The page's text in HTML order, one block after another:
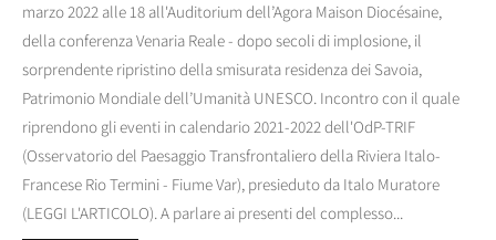
marzo 2022 alle 18 all'Auditorium dell’Agora Maison Diocésaine,
della conferenza Venaria Reale - dopo secoli di implosione, il
sorprendente ripristino della smisurata residenza dei Savoia,
Patrimonio Mondiale dell’Umanità UNESCO. Incontro con il quale
riprendono gli eventi in calendario 2021-2022 dell'OdP-TRIF
(Osservatorio del Paesaggio Transfrontaliero della Riviera Italo-
Francese Rio Termini - Fiume Var), presieduto da Italo Muratore
(LEGGI L'ARTICOLO). A parlare ai presenti del complesso...